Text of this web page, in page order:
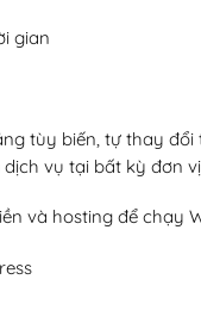
gian
tùy biến, tự thay
vụ tại bất kỳ đơn
và hosting để chạy